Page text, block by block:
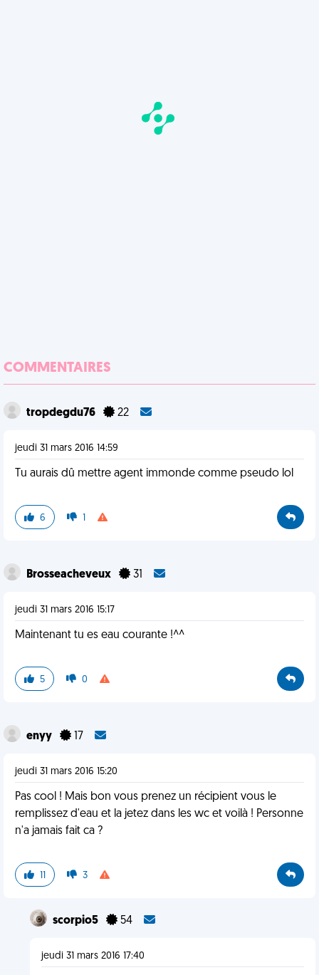
COMMENTAIRES
tropdegdu76 22
jeudi 31 mars 2016 14:59
Tu aurais dû mettre agent immonde comme pseudo lol
6 1
Brosseacheveux 31
jeudi 31 mars 2016 15:17
Maintenant tu es eau courante !^^
5 0
enyy 17
jeudi 31 mars 2016 15:20
Pas cool ! Mais bon vous prenez un récipient vous le
remplissez d'eau et la jetez dans les wc et voilà ! Personne
n'a jamais fait ca ?
11 3
scorpio5 54
jeudi 31 mars 2016 17:40